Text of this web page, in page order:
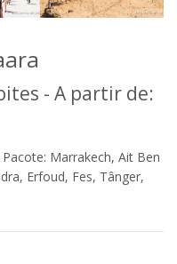
- A partir de:
Marrakech, Ait Ben
Erfoud, Fes, Tânger,